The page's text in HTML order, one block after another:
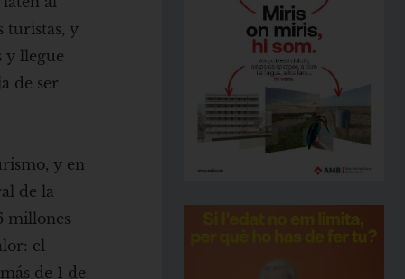
turistas, y
y llegue
de ser
y en
de la
millones
el
de 1 de